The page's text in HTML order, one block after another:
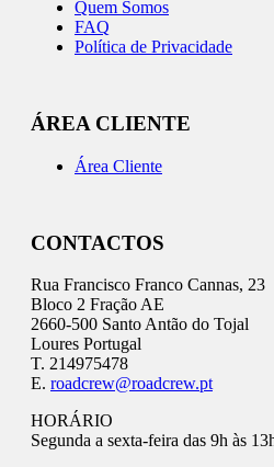
Quem Somos
FAQ
Política de Privacidade
ÁREA CLIENTE
Área Cliente
CONTACTOS
Rua Francisco Franco Cannas, 23
Bloco 2 Fração AE
2660-500 Santo Antão do Tojal
Loures Portugal
T. 214975478
E. roadcrew@roadcrew.pt
HORÁRIO
Segunda a sexta-feira das 9h às